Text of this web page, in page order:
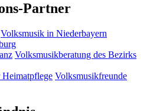
Partner
Volksmusik in Niederbayern
Volksmusikberatung des Bezirks
Volksmusikfreunde